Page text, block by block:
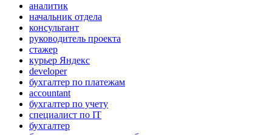
аналитик
начальник отдела
консультант
руководитель проекта
стажер
курьер Яндекс
developer
бухгалтер по платежам
accountant
бухгалтер по учету
специалист по IT
бухгалтер